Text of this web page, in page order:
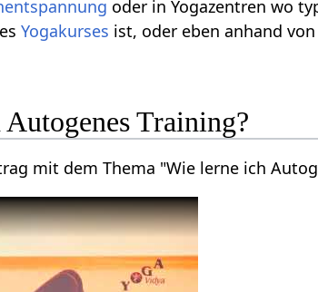
oder in Yogazentren wo
Yogakurses ist, oder eben anhand
Training?
mit dem Thema "Wie lerne ich